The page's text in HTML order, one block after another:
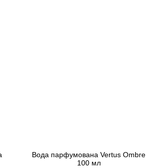
Вода парфумована Vertus Ombre
100 мл